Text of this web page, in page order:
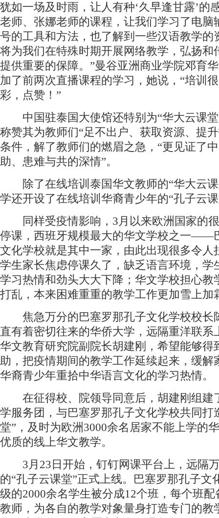
犹如一场及时雨，让人有种‘久早逢甘露’的
老师、张娜老师的课程，让我们学习了电脑
号的工具和方法，也了解到一些汉语教学的
将为我们在特殊时期开展网络教学，弘扬和
提供重要的保障。”曼谷亚洲商业学院邓育
加了前两次直播课程的学习，她说，“培训
彩，点赞！”
中国驻泰国大使馆还特别为“华大云课堂
称赞其为教师们“足不出户、获取资源、提
条件，解了教师们的燃眉之急，“更见证了
助、患难与共的深情”。
除了在线培训泰国华文教师的“华大云课
学还开设了在线培训华裔青少年的“孔子云
同样受疫情影响，3月以来欧洲国家的
停课，西班牙规模最大的华文学校之一——
文化学校就是其中一家，由此出现很多令人
学生家长焦虑停课久了，缺乏语言环境，学
学习热情和劲头大大下降；华文学校担心教
打乱，本来困难重重的教学工作更加雪上加
焦急万分的巴塞罗那孔子文化学校校长
直有着密切往来的华侨大学，远隔重洋联系
华文教育研究院副院长胡建刚，希望能够得
助，把疫情期间的教学工作延续起来，缓解
华裔青少年重拾中华语言文化的学习热情。
在征得校、院领导同意后，胡建刚组建
学服务团，与巴塞罗那孔子文化学校共同打
堂”，及时为欧洲3000余名居家不能上学的
优质的线上华文教学。
3月23日开始，钉钉网课平台上，远隔
的“孔子云课堂”正式上线。巴塞罗那孔子文
级的2000余名学生被分成12个班，每个班
教师，为各自的教学对象量身打造专门的教